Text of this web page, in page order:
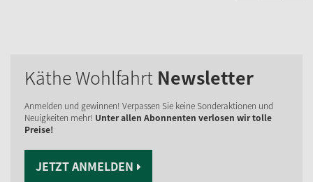
Käthe Wohlfahrt Newsletter
Anmelden und gewinnen! Verpassen Sie keine Sonderaktionen und
Neuigkeiten mehr! Unter allen Abonnenten verlosen wir tolle
Preise!
JETZT ANMELDEN